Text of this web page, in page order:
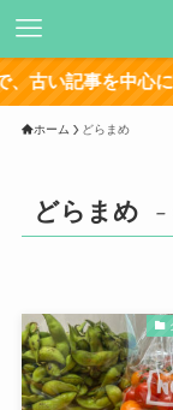
い記事を中心に
ホーム どらまめ
どらまめ –